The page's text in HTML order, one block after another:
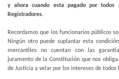
y ahora cuando esta pagado por todos
Registradores.
Recordamos que los funcionarios públicos
Ningún otro puede suplantar esta
mercantiles no cuentan con las
juramento de la Constitución que nos
de Justicia a velar por los intereses de todos